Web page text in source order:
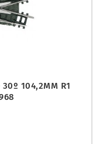
30º 104,2MM R1